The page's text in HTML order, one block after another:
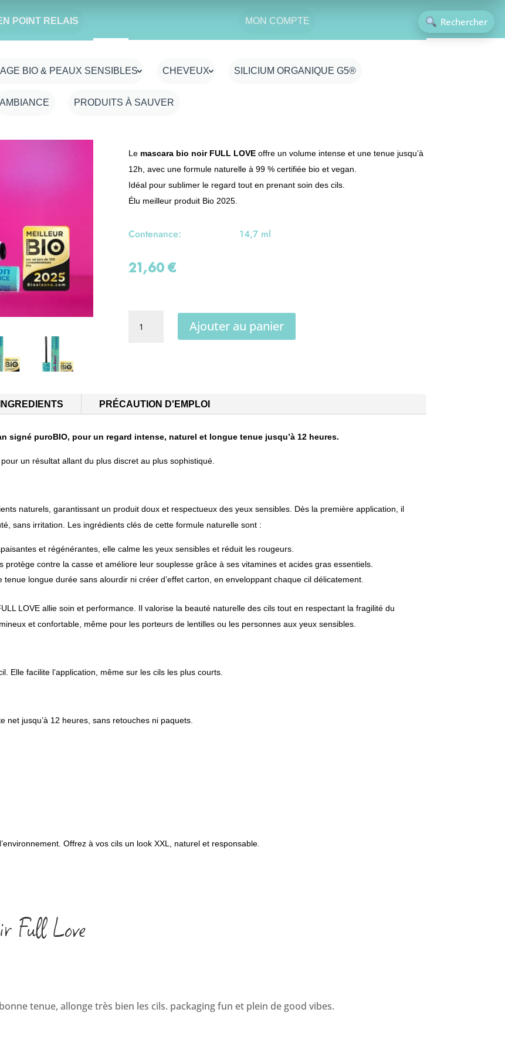
POINT RELAIS MON COMPTE
BIO & PEAUX SENSIBLES CHEVEUX SILICIUM ORGANIQUE G5®
AMBIANCE PRODUITS À SAUVER
Mascara Bio noir Full Love
Noté
5.00
notation
client
Certifié Bio, sans Parabène, sans Nano particules, sans colorant de synthèse, sans
Le mascara bio noir FULL LOVEoffre un volume intense et une tenue jusqu’à
12h, avec une formule naturelle à 99 % certifiée bio et vegan.
Idéal pour sublimer le regard tout en prenant soin des cils.
Élu meilleur produit Bio 2025.
Contenance: 14,7 ml
21,60€
Love
Ajouter au panier
A
a
INGREDIENTS PRÉCAUTION D'EMPLOI
signé puroBIO, pour un regard intense, naturel et longue tenue jusqu’à 12 heures.
un résultat allant du plus discret au plus sophistiqué.
naturels, garantissant un produit doux et respectueux des yeux sensibles. Dès la première application, il
sans irritation. Les ingrédients clés de cette formule naturelle sont :
et régénérantes, elle calme les yeux sensibles et réduit les rougeurs.
protège contre la casse et améliore leur souplesse grâce à ses vitamines et acides gras essentiels.
longue durée sans alourdir ni créer d’effet carton, en enveloppant chaque cil délicatement.
LOVE allie soin et performance. Il valorise la beauté naturelle des cils tout en respectant la fragilité du
et confortable, même pour les porteurs de lentilles ou les personnes aux yeux sensibles.
Elle facilite l’application, même sur les cils les plus courts.
jusqu’à 12 heures, sans retouches ni paquets.
Offrez à vos cils un look XXL, naturel et responsable.
Full Love
tenue, allonge très bien les cils. packaging fun et plein de good vibes.
Rechercher